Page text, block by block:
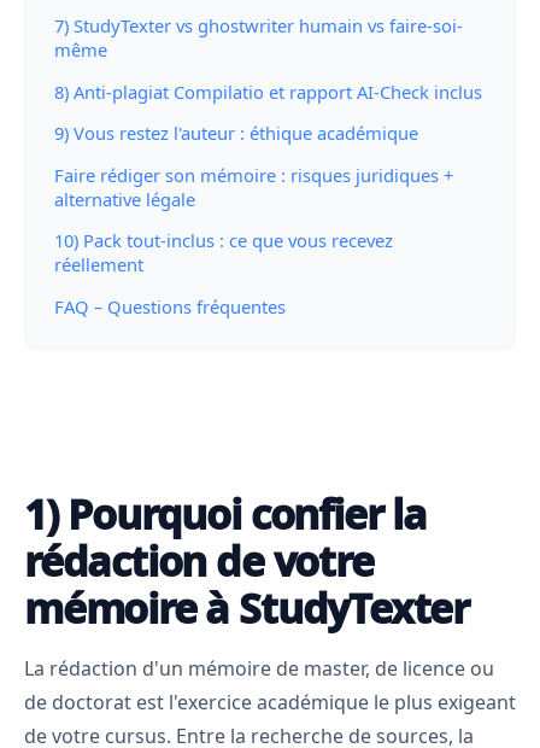
7) StudyTexter vs ghostwriter humain vs faire-soi-
même
8) Anti-plagiat Compilatio et rapport AI-Check inclus
9) Vous restez l'auteur : éthique académique
Faire rédiger son mémoire : risques juridiques +
alternative légale
10) Pack tout-inclus : ce que vous recevez
réellement
FAQ – Questions fréquentes
1) Pourquoi confier la
rédaction de votre
mémoire à StudyTexter
La rédaction d'un mémoire de master, de licence ou
de doctorat est l'exercice académique le plus exigeant
de votre cursus. Entre la recherche de sources, la